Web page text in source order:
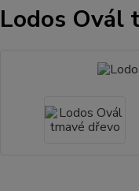
Lodos Ovál